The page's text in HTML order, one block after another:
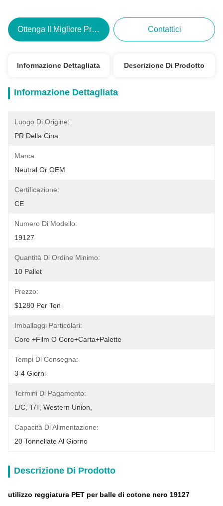
Ottenga Il Migliore Prezzo Contattici
Informazione Dettagliata Descrizione Di Prodotto
Informazione Dettagliata
Luogo Di Origine:
PR Della Cina
Marca:
Neutral Or OEM
Certificazione:
CE
Numero Di Modello:
19127
Quantità Di Ordine Minimo:
10 Pallet
Prezzo:
$1280 Per Ton
Imballaggi Particolari:
Core +film O Core+carta+palette
Tempi Di Consegna:
3-4 Giorni
Termini Di Pagamento:
L/C, T/T, Western Union,
Capacità Di Alimentazione:
20 Tonnellate Al Giorno
Descrizione Di Prodotto
utilizzo reggiatura PET per balle di cotone nero 19127